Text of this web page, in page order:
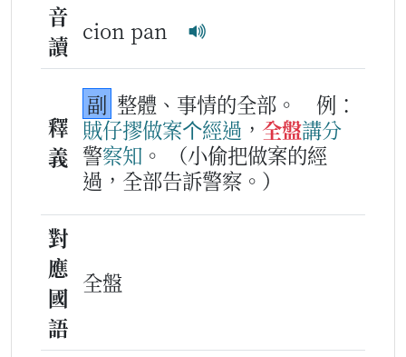
音
讀
cion pan
釋
義
副 整體、事情的全部。
例：
賊仔摎做案个經過 ， 全盤講分
警察知 。
（小偷把做案的經
過，全部告訴警察。）
對
應
國
語
全盤